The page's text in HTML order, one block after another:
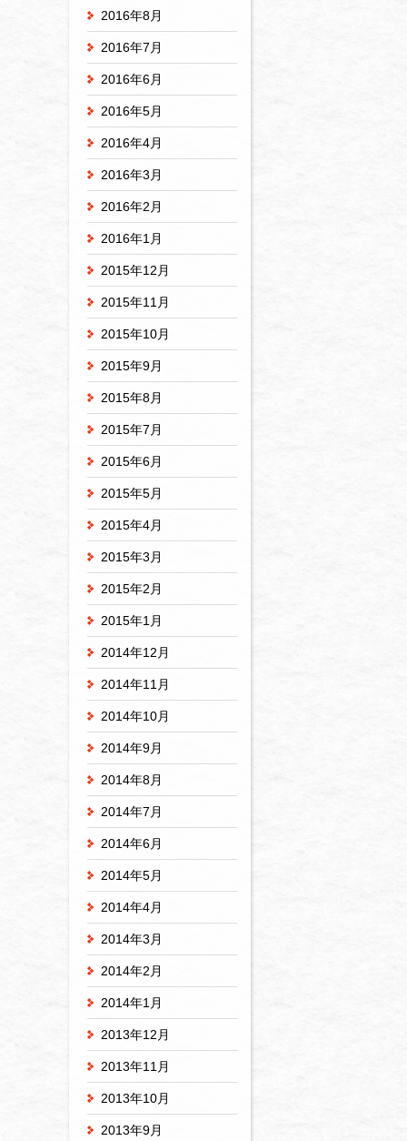
2016年8月
2016年7月
2016年6月
2016年5月
2016年4月
2016年3月
2016年2月
2016年1月
2015年12月
2015年11月
2015年10月
2015年9月
2015年8月
2015年7月
2015年6月
2015年5月
2015年4月
2015年3月
2015年2月
2015年1月
2014年12月
2014年11月
2014年10月
2014年9月
2014年8月
2014年7月
2014年6月
2014年5月
2014年4月
2014年3月
2014年2月
2014年1月
2013年12月
2013年11月
2013年10月
2013年9月